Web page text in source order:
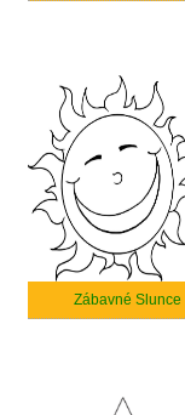
Zábavné Slunce